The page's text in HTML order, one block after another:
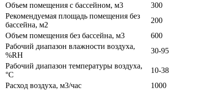
Объем помещения с бассейном, м3
300
Рекомендуемая площадь помещения без
бассейна, м2
200
Объем помещения без бассейна, м3
600
Рабочий диапазон влажности воздуха,
%RH
30-95
Рабочий диапазон температуры воздуха,
°С
10-38
Расход воздуха, м3/час
1000